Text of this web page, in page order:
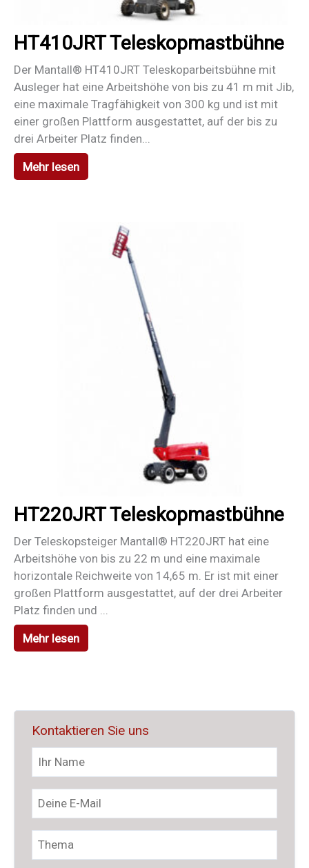
HT410JRT Teleskopmastbühne
Der Mantall® HT410JRT Teleskoparbeitsbühne mit
Ausleger hat eine Arbeitshöhe von bis zu 41 m mit Jib,
eine maximale Tragfähigkeit von 300 kg und ist mit
einer großen Plattform ausgestattet, auf der bis zu
drei Arbeiter Platz finden...
Mehr lesen
HT220JRT Teleskopmastbühne
Der Teleskopsteiger Mantall® HT220JRT hat eine
Arbeitshöhe von bis zu 22 m und eine maximale
horizontale Reichweite von 14,65 m. Er ist mit einer
großen Plattform ausgestattet, auf der drei Arbeiter
Platz finden und ...
Mehr lesen
Kontaktieren Sie uns